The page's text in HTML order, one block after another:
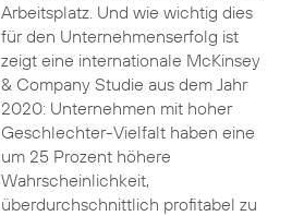
Arbeitsplatz. Und wie wichtig dies
für den Unternehmenserfolg ist
zeigt eine internationale McKinsey
& Company Studie aus dem Jahr
2020: Unternehmen mit hoher
Geschlechter-Vielfalt haben eine
um 25 Prozent höhere
Wahrscheinlichkeit,
überdurchschnittlich profitabel zu